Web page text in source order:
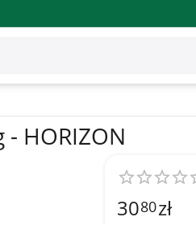
- HORIZON
3080zł